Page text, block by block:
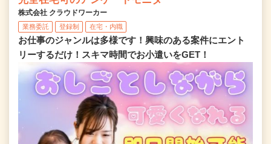
株式会社 クラウドワーカー
業務委託 登録制 在宅・内職
お仕事のジャンルは多様です！興味のある案件にエント
リーするだけ！スキマ時間でお小遣いをGET！